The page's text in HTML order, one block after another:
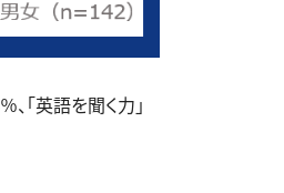
「英語を聞く力」